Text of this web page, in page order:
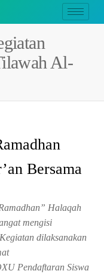
Al-
Bersama
Halaqah
mengisi
dilaksanakan
Pendaftaran Siswa